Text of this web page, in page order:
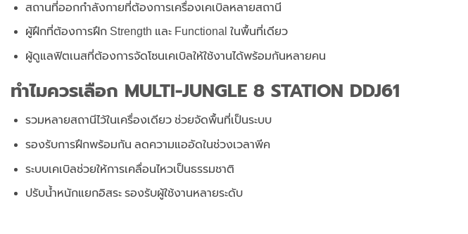
สถานที่ออกกำลังกายที่ต้องการเครื่องเคเบิลหลายสถานี
ผู้ฝึกที่ต้องการฝึก Strength และ Functional ในพื้นที่เดียว
ผู้ดูแลฟิตเนสที่ต้องการจัดโซนเคเบิลให้ใช้งานได้พร้อมกันหลายคน
ทำไมควรเลือก MULTI-JUNGLE 8 STATION DDJ61
รวมหลายสถานีไว้ในเครื่องเดียว ช่วยจัดพื้นที่เป็นระบบ
รองรับการฝึกพร้อมกัน ลดความแออัดในช่วงเวลาพีค
ระบบเคเบิลช่วยให้การเคลื่อนไหวเป็นธรรมชาติ
ปรับน้ำหนักแยกอิสระ รองรับผู้ใช้งานหลายระดับ